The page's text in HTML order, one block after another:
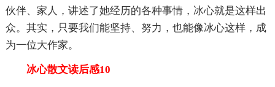
伙伴、家人，讲述了她经历的各种事情，冰心就是这样出
众。其实，只要我们能坚持、努力，也能像冰心这样，成
为一位大作家。
冰心散文读后感10